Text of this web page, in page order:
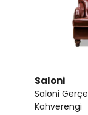
Saloni
Saloni
Kahverengi